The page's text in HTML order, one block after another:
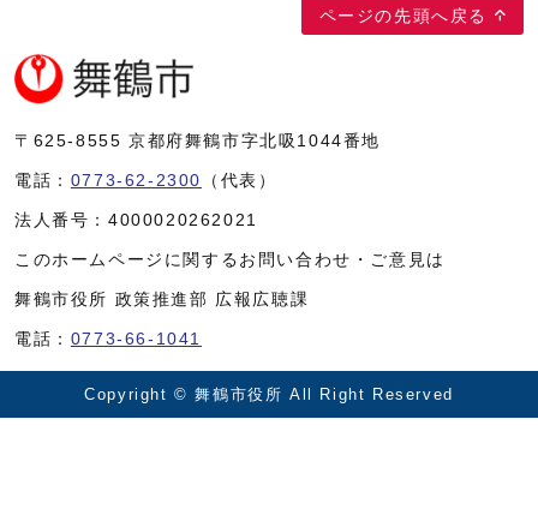
ページの先頭へ戻る
〒625-8555 京都府舞鶴市字北吸1044番地
電話： 0773-62-2300 （代表）
法人番号： 4000020262021
このホームページに関するお問い合わせ・ご意見は
舞鶴市役所 政策推進部 広報広聴課
電話： 0773-66-1041
Copyright © 舞鶴市役所 All Right Reserved